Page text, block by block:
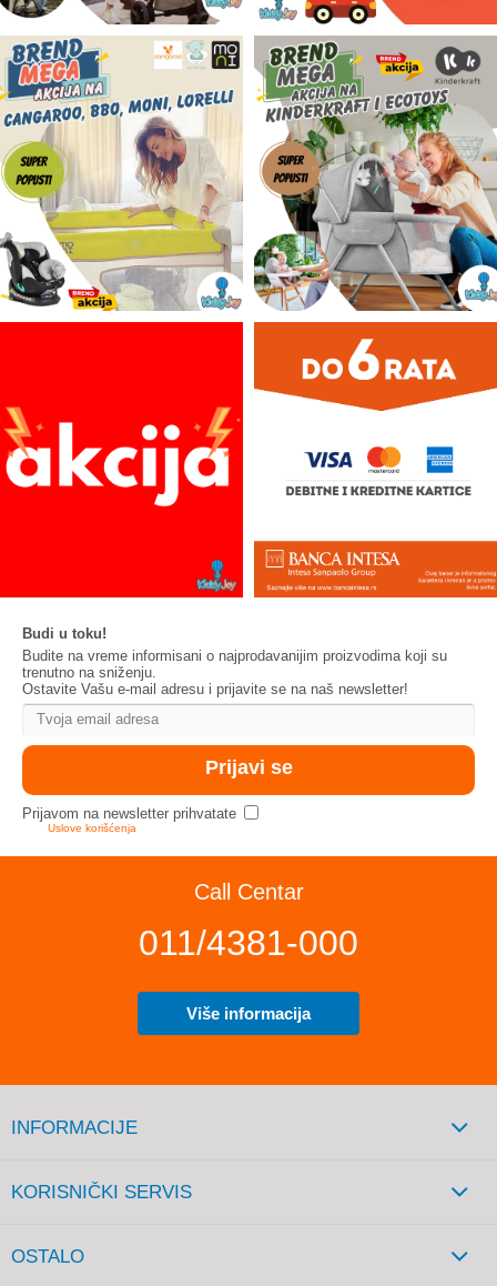
Budi u toku!
Budite na vreme informisani o najprodavanijim proizvodima koji su
trenutno na sniženju.
Ostavite Vašu e-mail adresu i prijavite se na naš newsletter!
Prijavom na newsletter prihvatate
Uslove korišćenja
Call Centar
011/4381-000
Više informacija
INFORMACIJE
KORISNIČKI SERVIS
OSTALO